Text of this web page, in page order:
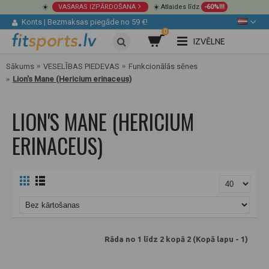
☀️ VASARAS IZPĀRDOŠANA ☀️ Atlaides līdz -60%!!!
Konts | Bezmaksas piegāde no 59 €!
0
IZVĒLNE
Sākums VESELĪBAS PIEDEVAS
Funkcionālās sēnes
Lion's Mane (Hericium erinaceus)
LION'S MANE (HERICIUM
ERINACEUS)
Rāda no 1 līdz 2 kopā 2 (Kopā lapu - 1)